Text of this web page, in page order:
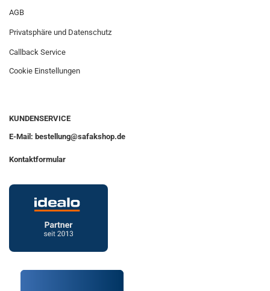
AGB
Privatsphäre und Datenschutz
Callback Service
Cookie Einstellungen
KUNDENSERVICE
E-Mail: bestellung@safakshop.de
Kontaktformular